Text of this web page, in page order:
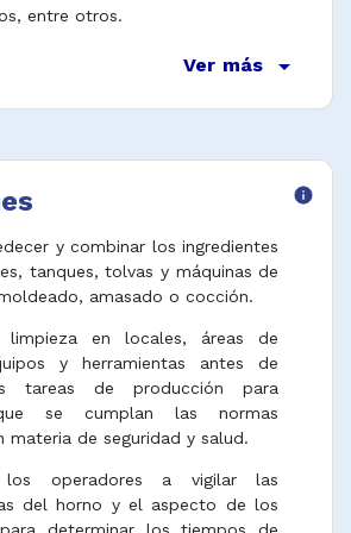
entre otros.
Ver más arrow_drop_down
info
y combinar los ingredientes
tanques, tolvas y máquinas de
amasado o cocción.
limpieza en locales, áreas de
y herramientas antes de
tareas de producción para
se cumplan las normas
materia de seguridad y salud.
los operadores a vigilar las
del horno y el aspecto de los
determinar los tiempos de